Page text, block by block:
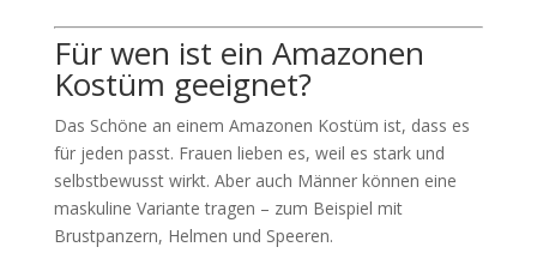
Für wen ist ein Amazonen
Kostüm geeignet?
Das Schöne an einem Amazonen Kostüm ist, dass es
für jeden passt. Frauen lieben es, weil es stark und
selbstbewusst wirkt. Aber auch Männer können eine
maskuline Variante tragen – zum Beispiel mit
Brustpanzern, Helmen und Speeren.